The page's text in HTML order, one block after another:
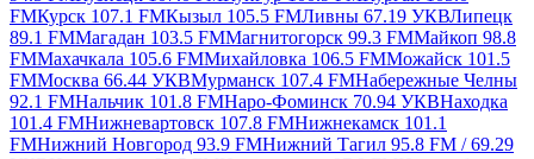
FMКурск 107.1 FMКызыл 105.5 FMЛивны 67.19 УКВЛипецк
89.1 FMМагадан 103.5 FMМагнитогорск 99.3 FMМайкоп 98.8
FMМахачкала 105.6 FMМихайловка 106.5 FMМожайск 101.5
FMМосква 66.44 УКВМурманск 107.4 FMНабережные Челны
92.1 FMНальчик 101.8 FMНаро-Фоминск 70.94 УКВНаходка
101.4 FMНижневартовск 107.8 FMНижнекамск 101.1
FMНижний Новгород 93.9 FMНижний Тагил 95.8 FM / 69.29